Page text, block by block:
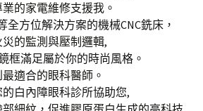
的家電維修支援我。
全方位解決方案的機械CNC銑床，
的監測與壓制邏輯,
框滿足屬於你的時尚風格。
適合的眼科醫師。
白內障眼科診所協助您,